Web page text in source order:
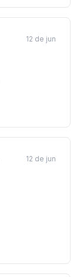
12 de jun
12 de jun